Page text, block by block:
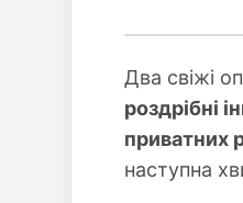
Два свіжі
роздрібні
приватних
наступна